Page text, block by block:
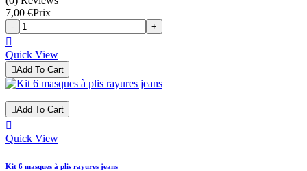
7,00 €Prix
- +

Quick View
Add To Cart
Add To Cart

Quick View
Kit 6 masques à plis rayures jeans